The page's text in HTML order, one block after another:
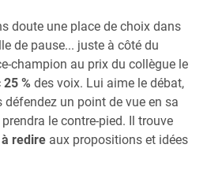
doute une place de choix dans
de pause... juste à côté du
champion au prix du collègue le
25 % des voix. Lui aime le débat,
un point de vue en sa
le contre-pied. Il trouve
redire aux propositions et idées